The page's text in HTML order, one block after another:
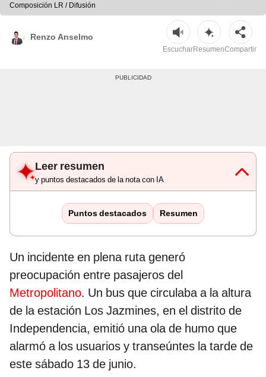
Composición LR / Difusión
Renzo Anselmo
EscucharResumenCompartir
Leer resumen
y puntos destacados de la nota con IA
Puntos destacados Resumen
Un incidente en plena ruta generó
preocupación entre pasajeros del
Metropolitano. Un bus que circulaba a la altura
de la estación Los Jazmines, en el distrito de
Independencia, emitió una ola de humo que
alarmó a los usuarios y transeúntes la tarde de
este sábado 13 de junio.